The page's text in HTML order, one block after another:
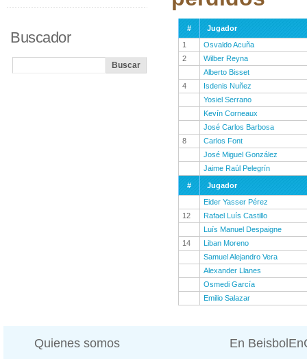
#
Jugador
1
Osvaldo Acuña
2
Wilber Reyna
Alberto Bisset
4
Isdenis Nuñez
Yosiel Serrano
Kevín Corneaux
José Carlos Barbosa
8
Carlos Font
José Miguel González
Jaime Raúl Pelegrín
#
Jugador
Eider Yasser Pérez
12
Rafael Luís Castillo
Luís Manuel Despaigne
14
Liban Moreno
Samuel Alejandro Vera
Alexander Llanes
Osmedi García
Emilio Salazar
Buscador
Quienes somos En